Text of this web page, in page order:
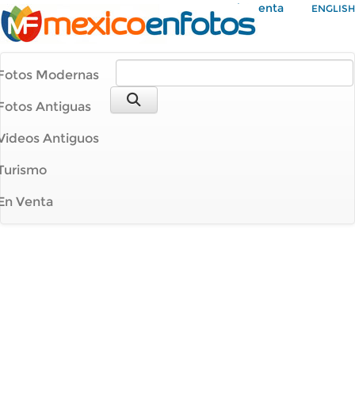
Mi Cuenta ENGLISH
Modernas
Antiguas
Antiguos
Venta